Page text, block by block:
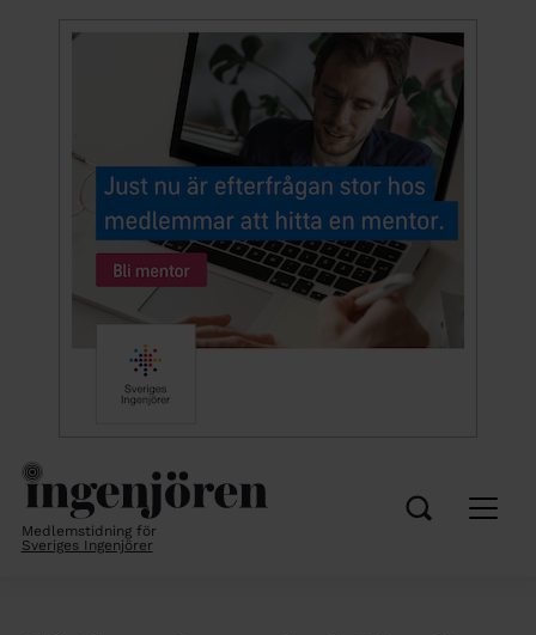
Medlemstidning för
Sveriges Ingenjörer